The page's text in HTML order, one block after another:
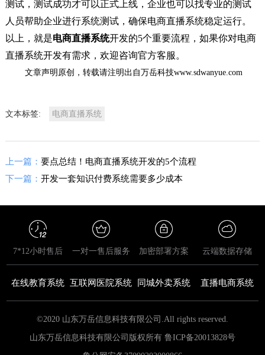
测试，测试成功才可以正式上线，企业也可以找专业的测试
人员帮助企业进行系统测试，确保电商直播系统稳定运行。
以上，就是电商直播系统开发的5个重要流程，如果你对电商
直播系统开发有需求，欢迎咨询官方客服。
文章声明原创，转载请注明出自万岳科技www.sdwanyue.com
文本标签: 电商直播系统
上一篇： 要点总结！电商直播系统开发的5个流程
下一篇： 开发一套知识付费系统需要多少成本
7*12小时售后 一对一售后服务 加密部署方案 云端数据存储
在线教育系统 互联网医院系统 同城外卖系统 直播电商系统
©2020 山东万岳信息科技有限公司.All rights reserved.
山东万岳信息科技有限公司版权所有 鲁ICP备20013828号